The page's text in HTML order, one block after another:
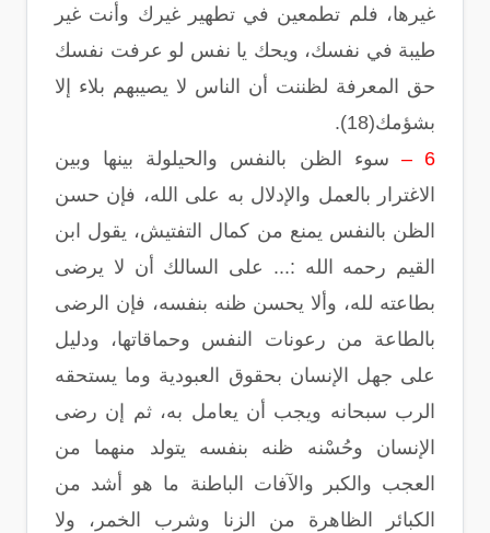
غيرها، فلم تطمعين في تطهير غيرك وأنت غير
طيبة في نفسك، ويحك يا نفس لو عرفت نفسك
حق المعرفة لظننت أن الناس لا يصيبهم بلاء إلا
بشؤمك(18).
6 –
سوء الظن بالنفس والحيلولة بينها وبين
الاغترار بالعمل والإدلال به على الله، فإن حسن
الظن بالنفس يمنع من كمال التفتيش، يقول ابن
القيم رحمه الله :... على السالك أن لا يرضى
بطاعته لله، وألا يحسن ظنه بنفسه، فإن الرضى
بالطاعة من رعونات النفس وحماقاتها، ودليل
على جهل الإنسان بحقوق العبودية وما يستحقه
الرب سبحانه ويجب أن يعامل به، ثم إن رضى
الإنسان وحُسْنه ظنه بنفسه يتولد منهما من
العجب والكبر والآفات الباطنة ما هو أشد من
الكبائر الظاهرة من الزنا وشرب الخمر، ولا